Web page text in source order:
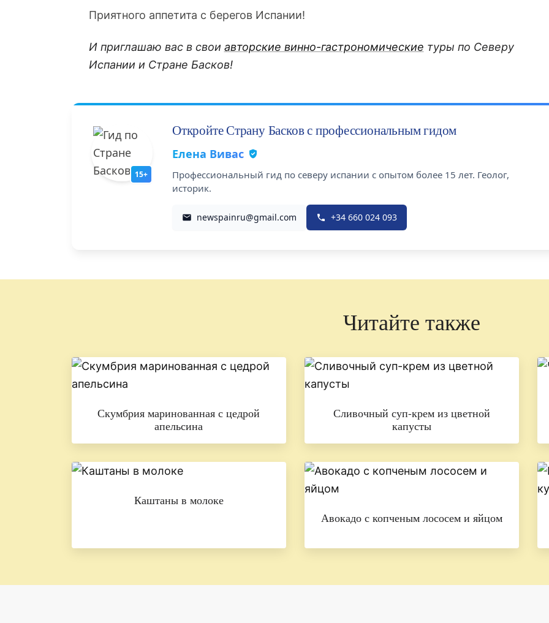
Приятного аппетита с берегов Испании!
И приглашаю вас в свои авторские винно-гастрономические туры по Северу
Испании и Стране Басков!
15+
Откройте Страну Басков с профессиональным гидом
Елена Вивас
Профессиональный гид по северу испании с опытом более 15 лет. Геолог,
историк.
newspainru@gmail.com +34 660 024 093
Читайте также
Скумбрия маринованная с цедрой
апельсина
Сливочный суп-крем из цветной
капусты
Каштаны в молоке
Авокадо с копченым лососем и яйцом